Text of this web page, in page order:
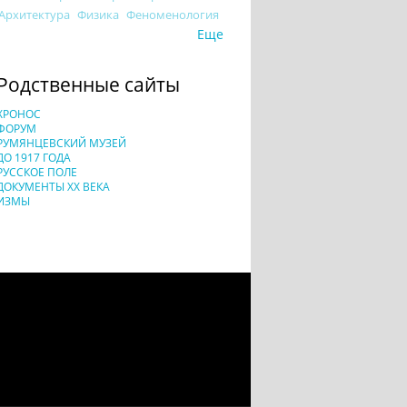
Физика Феноменология
Еще
сайты
МУЗЕЙ
1917 ГОДА
ПОЛЕ
XX ВЕКА